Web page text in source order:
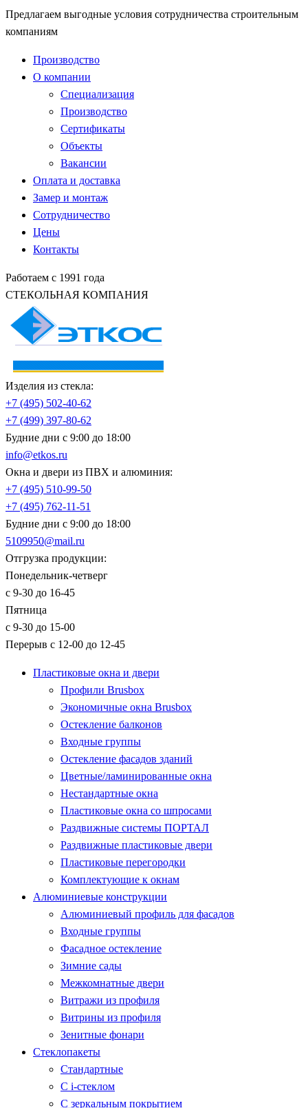
Предлагаем выгодные условия сотрудничества строительным
компаниям
Производство
О компании
Специализация
Производство
Сертификаты
Объекты
Вакансии
Оплата и доставка
Замер и монтаж
Сотрудничество
Цены
Контакты
Работаем с 1991 года
СТЕКОЛЬНАЯ КОМПАНИЯ
Изделия из стекла:
+7 (495) 502-40-62
+7 (499) 397-80-62
Будние дни с 9:00 до 18:00
info@etkos.ru
Окна и двери из ПВХ и алюминия:
+7 (495) 510-99-50
+7 (495) 762-11-51
Будние дни с 9:00 до 18:00
5109950@mail.ru
Отгрузка продукции:
Понедельник-четверг
с 9-30 до 16-45
Пятница
с 9-30 до 15-00
Перерыв с 12-00 до 12-45
Пластиковые окна и двери
Профили Brusbox
Экономичные окна Brusbox
Остекление балконов
Входные группы
Остекление фасадов зданий
Цветные/ламинированные окна
Нестандартные окна
Пластиковые окна со шпросами
Раздвижные системы ПОРТАЛ
Раздвижные пластиковые двери
Пластиковые перегородки
Комплектующие к окнам
Алюминиевые конструкции
Алюминиевый профиль для фасадов
Входные группы
Фасадное остекление
Зимние сады
Межкомнатные двери
Витражи из профиля
Витрины из профиля
Зенитные фонари
Стеклопакеты
Стандартные
С i-стеклом
С зеркальным покрытием